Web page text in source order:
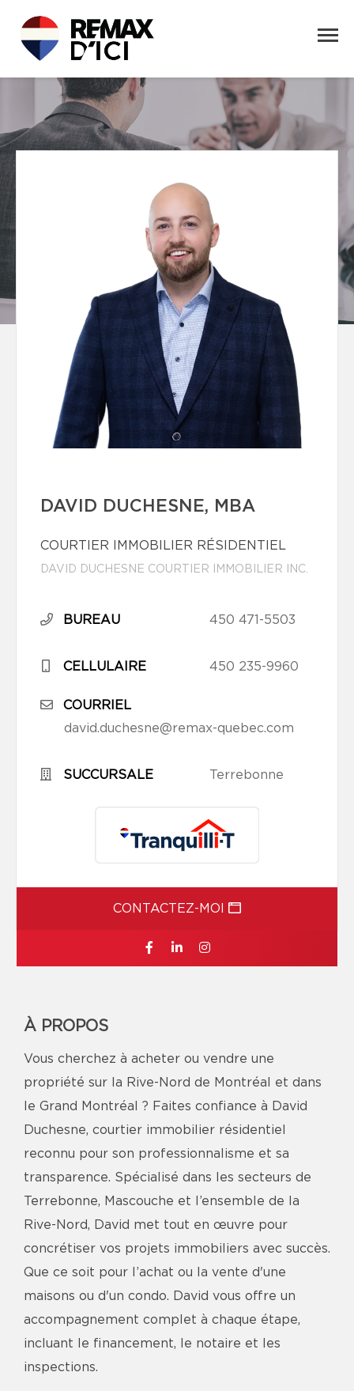
DAVID DUCHESNE, MBA
COURTIER IMMOBILIER RÉSIDENTIEL
DAVID DUCHESNE COURTIER IMMOBILIER INC.
BUREAU 450 471-5503
CELLULAIRE 450 235-9960
COURRIEL
david.duchesne@remax-quebec.com
SUCCURSALE Terrebonne
CONTACTEZ-MOI
À PROPOS
Vous cherchez à acheter ou vendre une
propriété sur la Rive-Nord de Montréal et dans
le Grand Montréal ? Faites confiance à David
Duchesne, courtier immobilier résidentiel
reconnu pour son professionnalisme et sa
transparence. Spécialisé dans les secteurs de
Terrebonne, Mascouche et l’ensemble de la
Rive-Nord, David met tout en œuvre pour
concrétiser vos projets immobiliers avec succès.
Que ce soit pour l’achat ou la vente d'une
maisons ou d'un condo. David vous offre un
accompagnement complet à chaque étape,
incluant le financement, le notaire et les
inspections.